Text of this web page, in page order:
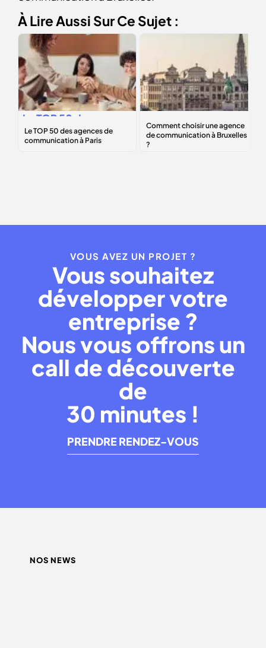
À Lire Aussi Sur Ce Sujet :
Le TOP 50 des
agences de
communication à
une agence de
communication à
VOUS AVEZ UN PROJET ?
Vous souhaitez
développer votre
entreprise ?
Nous vous offrons un
call de découverte
de
30 minutes !
PRENDRE RENDEZ-VOUS
NOS NEWS